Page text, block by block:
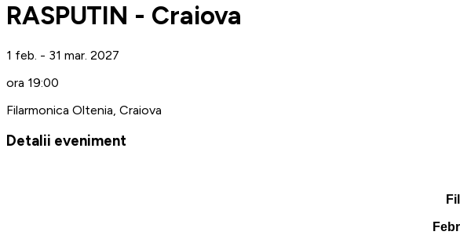
RASPUTIN - Craiova
1 feb. - 31 mar. 2027
ora 19:00
Filarmonica Oltenia, Craiova
Detalii eveniment